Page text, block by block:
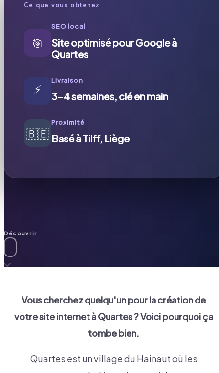
Ce que vous obtenez
🎯
SEO local
Site optimisé pour Google à
Quartes
⚡
Livraison
3-4 semaines, clé en main
🇧🇪
Proximité
Basé à Tilff, Liège
Découvrir
Vous cherchez quelqu'un pour la création de
votre site internet àQuartes? Voici pourquoi ça
tombe bien.
Quartes est un village du Hainaut où les